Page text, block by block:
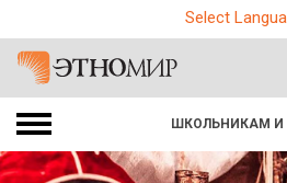
Select
ШКОЛЬНИКАМ И